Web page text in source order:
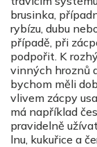
brusinka,
rybízu, dubu
případě, při
podpořit. K
vinných hroznů
bychom měli
vlivem zácpy
má například
pravidelně
lnu, kukuřice a